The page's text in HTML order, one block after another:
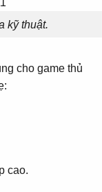
kỹ thuật.
cho game thủ
cao.